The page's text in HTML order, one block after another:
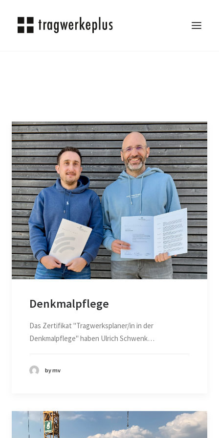
ÜBER UNS
KARRIERE
KONTAKT
SEARCH
Denkmalpflege
Das Zertifikat "Tragwerksplaner/in in der
Denkmalpflege" haben Ulrich Schwenk…
by mv